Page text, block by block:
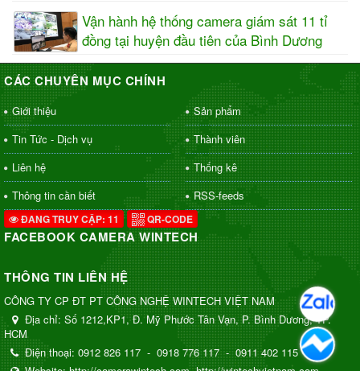
Vận hành hệ thống camera giám sát 11 tỉ
đồng tại huyện đầu tiên của Bình Dương
CÁC CHUYÊN MỤC CHÍNH
Giới thiệu
Sản phẩm
Tin Tức - Dịch vụ
Thành viên
Liên hệ
Thống kê
Thông tin cần biết
RSS-feeds
ĐANG TRUY CẬP: 11 QR-CODE
FACEBOOK CAMERA WINTECH
THÔNG TIN LIÊN HỆ
CÔNG TY CP ĐT PT CÔNG NGHỆ WINTECH VIỆT NAM
Địa chỉ: Số 1212,KP1, Đ. Mỹ Phước Tân Vạn, P. Bình Dương, TP.
HCM
Điện thoại: 0912 826 117 - 0918 776 117 - 0911 402 115